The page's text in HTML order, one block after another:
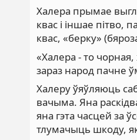
Халера прымае
квас і іншае пітво,
квас, «берку»
«Халера - то
зараз народ пачне
Халеру ўяўляюць
вачыма. Яна
яна гэта часцей за
тлумачыць шкоду,